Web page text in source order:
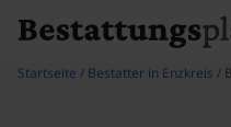
Startseite / Bestatter in Enzkreis /